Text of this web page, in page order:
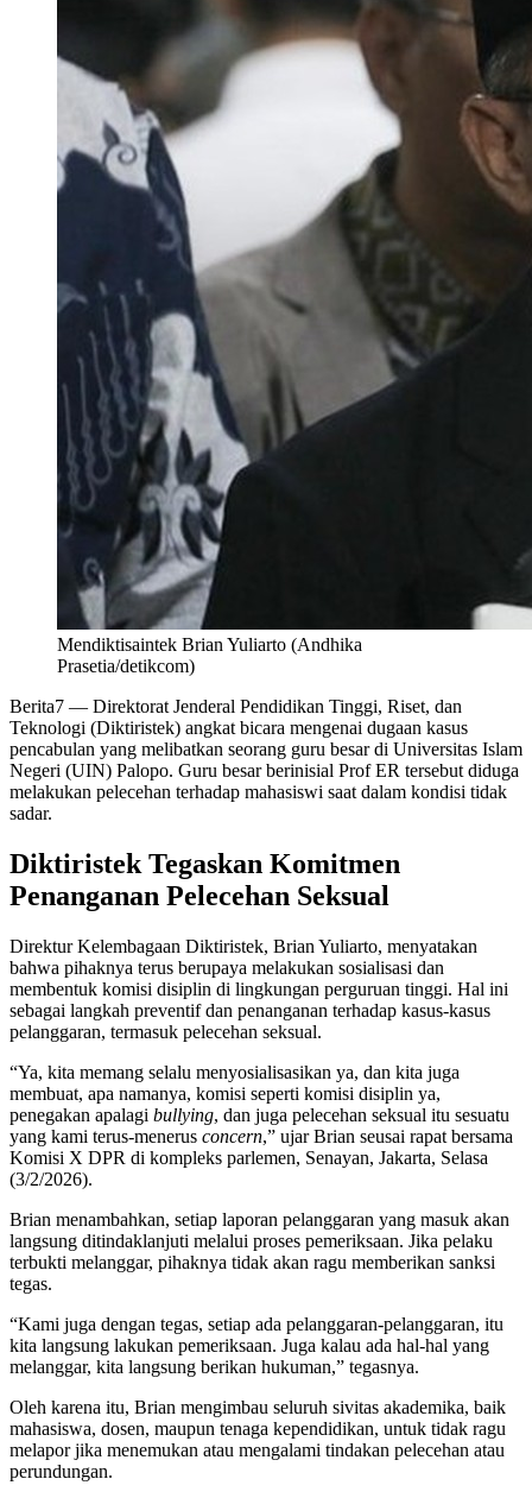
Mendiktisaintek Brian Yuliarto (Andhika
Prasetia/detikcom)
Berita7 — Direktorat Jenderal Pendidikan Tinggi, Riset, dan
Teknologi (Diktiristek) angkat bicara mengenai dugaan kasus
pencabulan yang melibatkan seorang guru besar di Universitas Islam
Negeri (UIN) Palopo. Guru besar berinisial Prof ER tersebut diduga
melakukan pelecehan terhadap mahasiswi saat dalam kondisi tidak
sadar.
Diktiristek Tegaskan Komitmen
Penanganan Pelecehan Seksual
Direktur Kelembagaan Diktiristek, Brian Yuliarto, menyatakan
bahwa pihaknya terus berupaya melakukan sosialisasi dan
membentuk komisi disiplin di lingkungan perguruan tinggi. Hal ini
sebagai langkah preventif dan penanganan terhadap kasus-kasus
pelanggaran, termasuk pelecehan seksual.
“Ya, kita memang selalu menyosialisasikan ya, dan kita juga
membuat, apa namanya, komisi seperti komisi disiplin ya,
penegakan apalagi bullying, dan juga pelecehan seksual itu sesuatu
yang kami terus-menerus concern,” ujar Brian seusai rapat bersama
Komisi X DPR di kompleks parlemen, Senayan, Jakarta, Selasa
(3/2/2026).
Brian menambahkan, setiap laporan pelanggaran yang masuk akan
langsung ditindaklanjuti melalui proses pemeriksaan. Jika pelaku
terbukti melanggar, pihaknya tidak akan ragu memberikan sanksi
tegas.
“Kami juga dengan tegas, setiap ada pelanggaran-pelanggaran, itu
kita langsung lakukan pemeriksaan. Juga kalau ada hal-hal yang
melanggar, kita langsung berikan hukuman,” tegasnya.
Oleh karena itu, Brian mengimbau seluruh sivitas akademika, baik
mahasiswa, dosen, maupun tenaga kependidikan, untuk tidak ragu
melapor jika menemukan atau mengalami tindakan pelecehan atau
perundungan.